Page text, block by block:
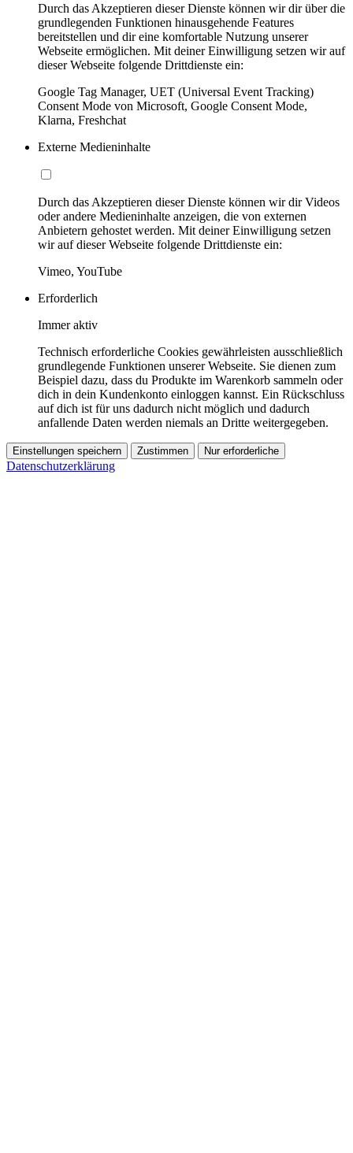
Durch das Akzeptieren dieser Dienste können wir dir über die
grundlegenden Funktionen hinausgehende Features
bereitstellen und dir eine komfortable Nutzung unserer
Webseite ermöglichen. Mit deiner Einwilligung setzen wir auf
dieser Webseite folgende Drittdienste ein:
Google Tag Manager, UET (Universal Event Tracking)
Consent Mode von Microsoft, Google Consent Mode,
Klarna, Freshchat
Externe Medieninhalte
Durch das Akzeptieren dieser Dienste können wir dir Videos
oder andere Medieninhalte anzeigen, die von externen
Anbietern gehostet werden. Mit deiner Einwilligung setzen
wir auf dieser Webseite folgende Drittdienste ein:
Vimeo, YouTube
Erforderlich
Immer aktiv
Technisch erforderliche Cookies gewährleisten ausschließlich
grundlegende Funktionen unserer Webseite. Sie dienen zum
Beispiel dazu, dass du Produkte im Warenkorb sammeln oder
dich in dein Kundenkonto einloggen kannst. Ein Rückschluss
auf dich ist für uns dadurch nicht möglich und dadurch
anfallende Daten werden niemals an Dritte weitergegeben.
Einstellungen speichern Zustimmen Nur erforderliche
Datenschutzerklärung